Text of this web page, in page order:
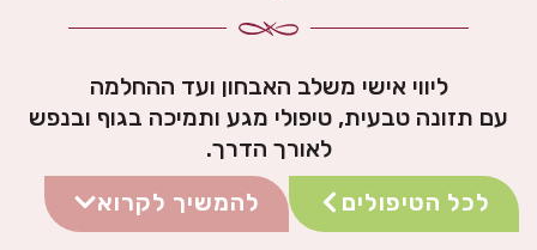
ליווי אישי משלב האבחון ועד ההחלמה
עם תזונה טבעית, טיפולי מגע ותמיכה בגוף ובנפש
לאורך הדרך.
לכל הטיפולים
להמשיך לקרוא